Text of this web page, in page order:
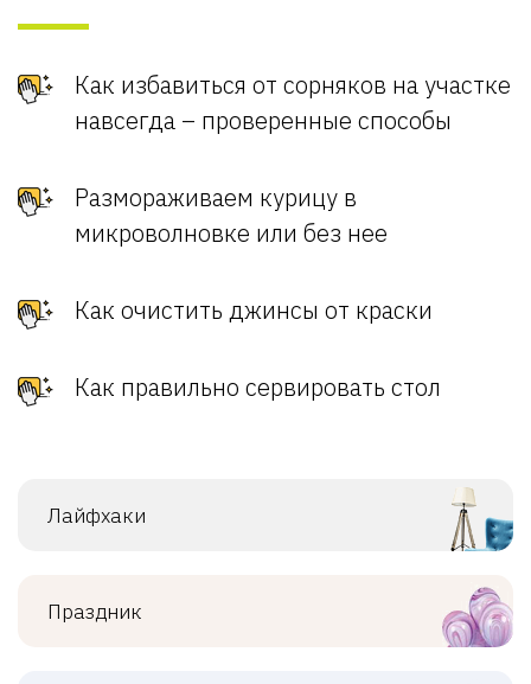
Как избавиться от сорняков на участке
навсегда – проверенные способы
Размораживаем курицу в
микроволновке или без нее
Как очистить джинсы от краски
Как правильно сервировать стол
Лайфхаки
Праздник